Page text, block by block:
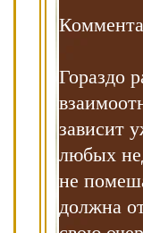
Гораздо
зависит
любых
не
должна